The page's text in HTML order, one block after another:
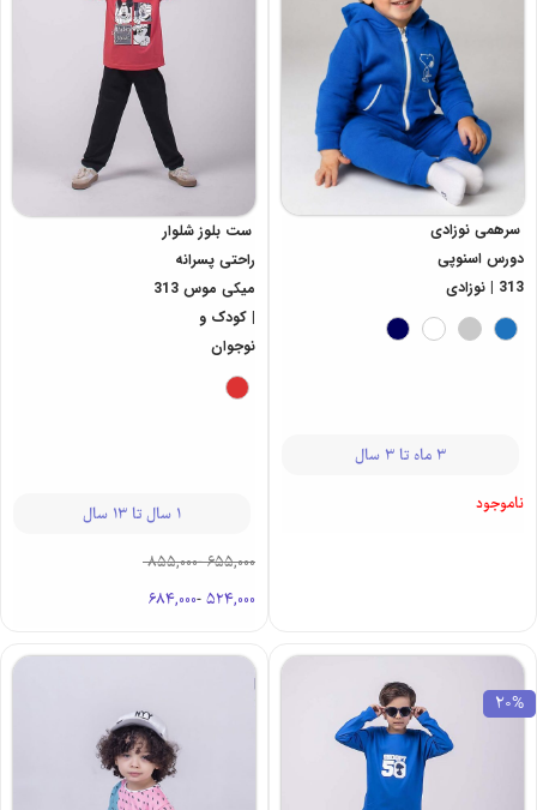
سرهمی نوزادی
دورس اسنوپی
313 | نوزادی
3 ماه تا 3 سال
ناموجود
ست بلوز شلوار
راحتی پسرانه
میکی موس 313
| کودک و
نوجوان
1 سال تا 13 سال
655,000
-
855,000
524,000
-
684,000
20%